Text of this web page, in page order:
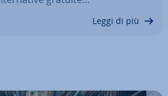
Leggi di più